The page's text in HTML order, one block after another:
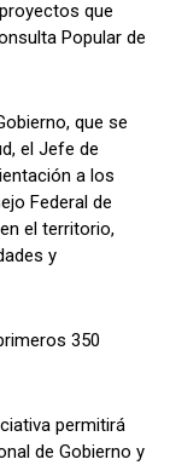
que
Popular de
que se
el Jefe de
a los
Federal de
el territorio,
y
350
permitirá
de Gobierno y